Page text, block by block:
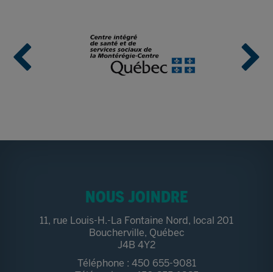
NOUS JOINDRE
11, rue Louis-H.-La Fontaine Nord, local 201
Boucherville, Québec
J4B 4Y2
Téléphone : 450 655-9081